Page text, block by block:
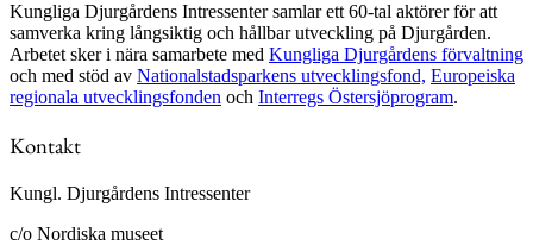
Kungliga Djurgårdens Intressenter samlar ett 60-tal aktörer för att
samverka kring långsiktig och hållbar utveckling på Djurgården.
Arbetet sker i nära samarbete med Kungliga Djurgårdens förvaltning
och med stöd av Nationalstadsparkens utvecklingsfond, Europeiska
regionala utvecklingsfonden och Interregs Östersjöprogram.
Kontakt
Kungl. Djurgårdens Intressenter
c/o Nordiska museet